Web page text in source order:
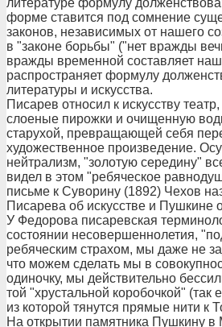
литературе формулу
форме ставится под сомнение
законов, независимых от нашего
в "законе борьбы" ("нет вражды
вражды временной составляет
распространяет формулу
литературы и искусства.
Писарев относил к искусству
слоеные пирожки и очищенную
старухой, превращающей себя
художественное произведение.
нейтрализм, "золотую середину"
видел в этом "ребяческое
письме к Суворину (1892) Чехов
Писарева об искусстве и Пушкине
У Федорова писаревская
состоянии несовершеннолетия,
ребяческим страхом, мы даже не
что можем сделать мы в
одиночку, мы действительно
той "хрустальной коробочкой" (так
из которой тянутся прямые нити к
На открытии памятника Пушкину в